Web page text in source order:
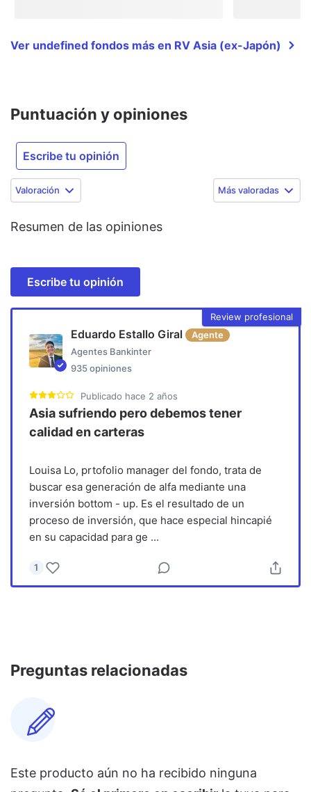
Ver undefined fondos más en RV Asia (ex-Japón)
Puntuación y opiniones
Escribe tu opinión
Valoración Más valoradas
Resumen de las opiniones
Escribe tu opinión
Review profesional
Eduardo Estallo Giral
Agente
Agentes Bankinter
935 opiniones
Publicado hace 2 años
Asia sufriendo pero debemos tener
calidad en carteras
Louisa Lo, prtofolio manager del fondo, trata de
buscar esa generación de alfa mediante una
inversión bottom - up. Es el resultado de un
proceso de inversión, que hace especial hincapié
en su capacidad para ge ...
1
Preguntas relacionadas
Este producto aún no ha recibido ninguna